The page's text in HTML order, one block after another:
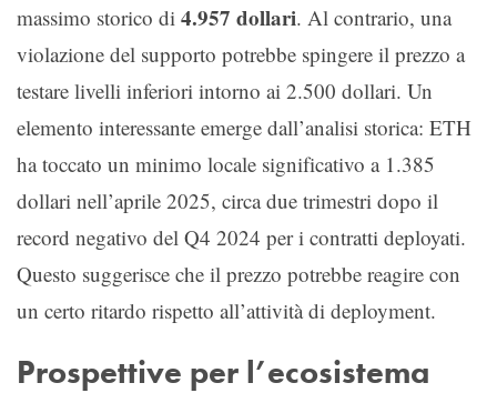
massimo storico di 4.957 dollari. Al contrario, una
violazione del supporto potrebbe spingere il prezzo a
testare livelli inferiori intorno ai 2.500 dollari. Un
elemento interessante emerge dall’analisi storica: ETH
ha toccato un minimo locale significativo a 1.385
dollari nell’aprile 2025, circa due trimestri dopo il
record negativo del Q4 2024 per i contratti deployati.
Questo suggerisce che il prezzo potrebbe reagire con
un certo ritardo rispetto all’attività di deployment.
Prospettive per l’ecosistema